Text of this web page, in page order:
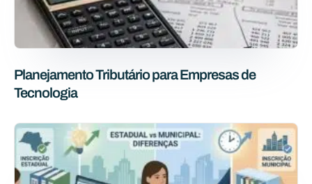
Planejamento Tributário para Empresas de
Tecnologia